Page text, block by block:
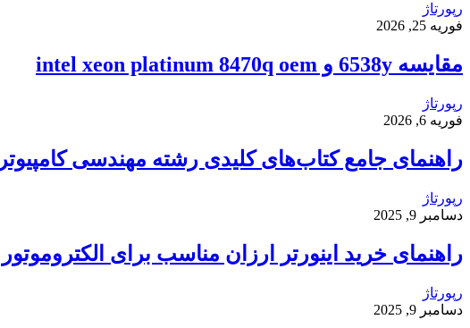
رپورتاژ
فوریه 25, 2026
مقایسه 6538y و intel xeon platinum 8470q oem
رپورتاژ
فوریه 6, 2026
راهنمای جامع کتاب‌های کلیدی رشته مهندسی
رپورتاژ
دسامبر 9, 2025
راهنمای خرید اینورتر ارزان مناسب برای الکتروموتور
رپورتاژ
دسامبر 9, 2025